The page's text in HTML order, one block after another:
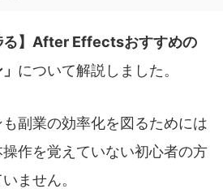
る】After Effectsおすすめの
について解説しました。
副業の効率化を図るためには
作を覚えていない初心者の方
ません。